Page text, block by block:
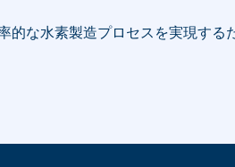
的な水素製造プロセスを実現す